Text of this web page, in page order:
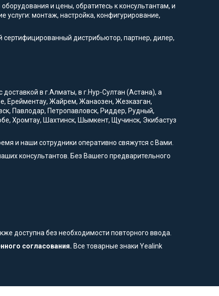
и цены, обратитесь к консультантам, и
монтаж, настройка, конфигурирование,
дистрибьютор, партнер, дилер,
в г.Алматы, в г.Нур-Султан (Астана), а
Ерейментау, Жайрем, Жанаозен, Жезказган,
Павлодар, Петропавловск, Риддер, Рудный,
Хромтау, Шахтинск, Шымкент, Щучинск, Экибастуз
и наши сотрудники оперативно свяжутся с Вами.
консультантов. Без Вашего предварительного
доступна без необходимости повторного ввода.
согласования. Все товарные знаки Yealink